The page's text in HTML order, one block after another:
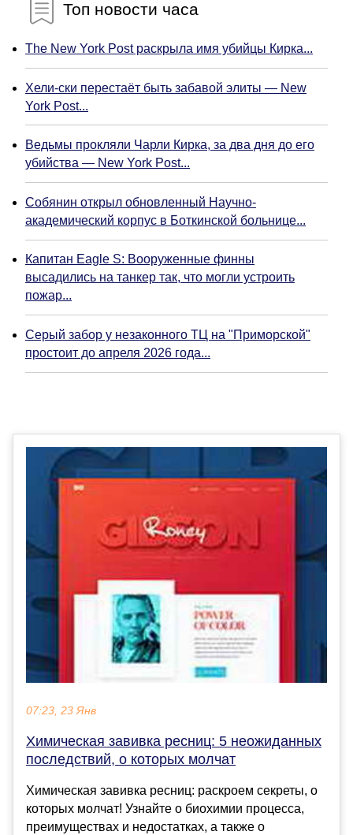
Топ новости часа
The New York Post раскрыла имя убийцы Кирка...
Хели-ски перестаёт быть забавой элиты — New
York Post...
Ведьмы прокляли Чарли Кирка, за два дня до его
убийства — New York Post...
Собянин открыл обновленный Научно-
академический корпус в Боткинской больнице...
Капитан Eagle S: Вооруженные финны
высадились на танкер так, что могли устроить
пожар...
Серый забор у незаконного ТЦ на "Приморской"
простоит до апреля 2026 года...
07:23, 23 Янв
Химическая завивка ресниц: 5 неожиданных
последствий, о которых молчат
Химическая завивка ресниц: раскроем секреты, о
которых молчат! Узнайте о биохимии процесса,
преимуществах и недостатках, а также о